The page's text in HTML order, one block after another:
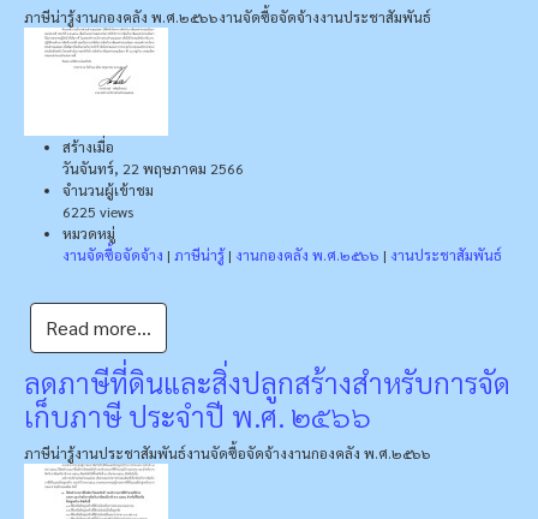
ภาษีน่ารู้งานกองคลัง พ.ศ.๒๕๖๖งานจัดซื้อจัดจ้างงานประชาสัมพันธ์
สร้างเมื่อ
วันจันทร์, 22 พฤษภาคม 2566
จำนวนผู้เข้าชม
6225 views
หมวดหมู่
งานจัดซื้อจัดจ้าง | ภาษีน่ารู้| งานกองคลัง พ.ศ.๒๕๖๖ | งานประชาสัมพันธ์
Read more...
ลดภาษีที่ดินและสิ่งปลูกสร้างสำหรับการจัด
เก็บภาษี ประจำปี พ.ศ. ๒๕๖๖
ภาษีน่ารู้งานประชาสัมพันธ์งานจัดซื้อจัดจ้างงานกองคลัง พ.ศ.๒๕๖๖